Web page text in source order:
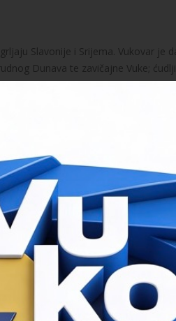
Slavonije i Srijema. Vukovar je
Dunava te zavičajne Vuke;
dom Vukovar. Obzirom na narav
ustanovu u kulturi Hrvatski dom
je i Ružičkina kuća postala